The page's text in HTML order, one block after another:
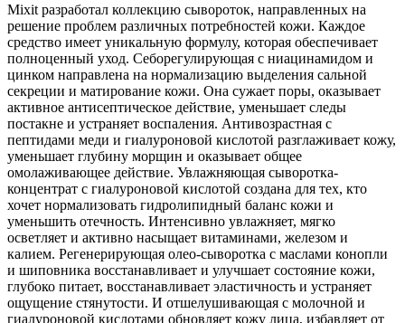
Mixit разработал коллекцию сывороток, направленных на
решение проблем различных потребностей кожи. Каждое
средство имеет уникальную формулу, которая обеспечивает
полноценный уход. Себорегулирующая с ниацинамидом и
цинком направлена на нормализацию выделения сальной
секреции и матирование кожи. Она сужает поры, оказывает
активное антисептическое действие, уменьшает следы
постакне и устраняет воспаления. Антивозрастная с
пептидами меди и гиалуроновой кислотой разглаживает кожу,
уменьшает глубину морщин и оказывает общее
омолаживающее действие. Увлажняющая сыворотка-
концентрат с гиалуроновой кислотой создана для тех, кто
хочет нормализовать гидролипидный баланс кожи и
уменьшить отечность. Интенсивно увлажняет, мягко
осветляет и активно насыщает витаминами, железом и
калием. Регенерирующая олео-сыворотка с маслами конопли
и шиповника восстанавливает и улучшает состояние кожи,
глубоко питает, восстанавливает эластичность и устраняет
ощущение стянутости. И отшелушивающая с молочной и
гиалуроновой кислотами обновляет кожу лица, избавляет от